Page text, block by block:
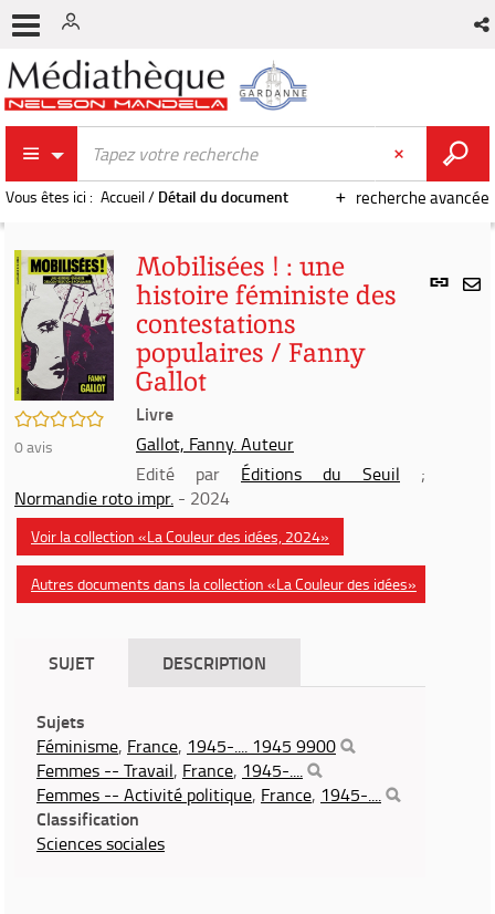
recherche avancée
Vous êtes ici : Accueil/ Détail du document
Lien
/5
0avis
Mobilisées ! : une
histoire féministe des
contestations
populaires / Fanny
Gallot
Livre
Gallot, Fanny. Auteur
Edité par Éditions du Seuil ;
Normandie roto impr. - 2024
Voir la collection «La Couleur des idées, 2024»
Autres documents dans la collection «La Couleur des idées»
SUJET DESCRIPTION
Sujets
Féminisme, France, 1945-.... 1945 9900
Femmes -- Travail, France, 1945-....
Femmes -- Activité politique, France, 1945-....
Classification
Sciences sociales